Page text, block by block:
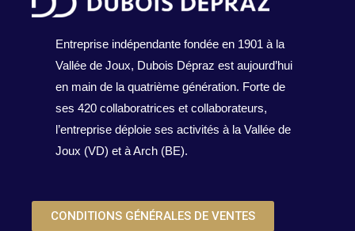
Entreprise indépendante fondée en 1901 à la
Vallée de Joux, Dubois Dépraz est aujourd’hui
en main de la quatrième génération. Forte de
ses 420 collaboratrices et collaborateurs,
l’entreprise déploie ses activités à la Vallée de
Joux (VD) et à Arch (BE).
CONDITIONS GÉNÉRALES DE VENTES